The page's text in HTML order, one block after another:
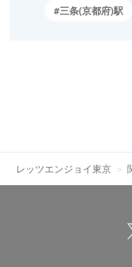
三条(京都府)駅
レッツエンジョイ東京